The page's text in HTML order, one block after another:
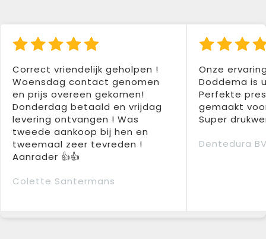
Correct vriendelijk geholpen !
Woensdag contact genomen
en prijs overeen gekomen!
Donderdag betaald en vrijdag
levering ontvangen ! Was
tweede aankoop bij hen en
tweemaal zeer tevreden !
Aanrader 👍👍
Colette Santermans
Onze
Doddema is
Perfekte
gemaakt
Super
Dentedura